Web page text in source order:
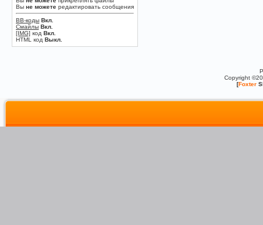
Вы не можете редактировать сообщения
BB-коды Вкл.
Смайлы Вкл.
[IMG] код Вкл.
HTML код Выкл.
Copyright
[Foxter